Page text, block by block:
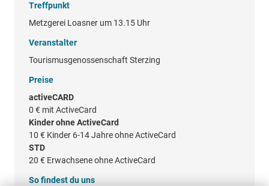
Treffpunkt
Metzgerei Loasner um 13.15 Uhr
Veranstalter
Tourismusgenossenschaft Sterzing
Preise
activeCARD
0 € mit ActiveCard
Kinder ohne ActiveCard
10 € Kinder 6-14 Jahre ohne ActiveCard
STD
20 € Erwachsene ohne ActiveCard
So findest du uns